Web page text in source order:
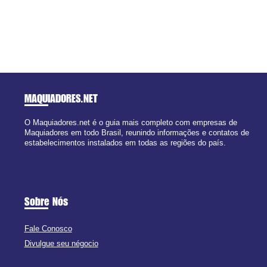
MAQUIADORES.NET
O Maquiadores.net é o guia mais completo com empresas de
Maquiadores em todo Brasil, reunindo informações e contatos de
estabelecimentos instalados em todas as regiões do país.
Sobre Nós
Fale Conosco
Divulgue seu négocio